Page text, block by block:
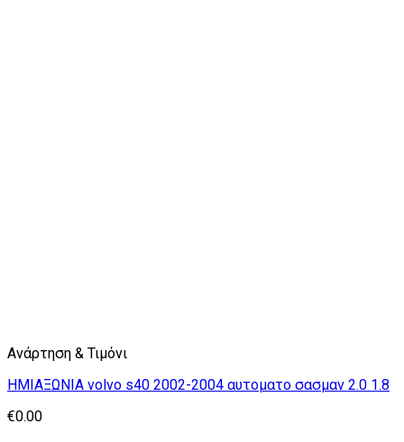
Ανάρτηση & Τιμόνι
ΗΜΙΑΞΩΝΙΑ volvo s40 2002-2004 αυτοματο σασμαν 2.0 1.8
€0.00